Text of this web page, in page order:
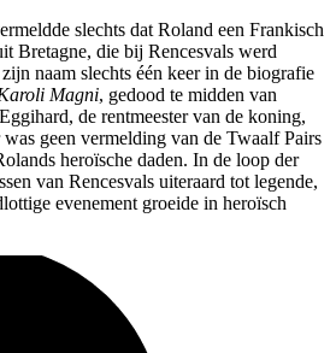
slechts dat Roland een Frankisch
Bretagne, die bij Rencesvals werd
naam slechts één keer in de biografie
Magni, gedood te midden van
de rentmeester van de koning,
geen vermelding van de Twaalf Pairs
heroïsche daden. In de loop der
van Rencesvals uiteraard tot legende,
evenement groeide in heroïsch